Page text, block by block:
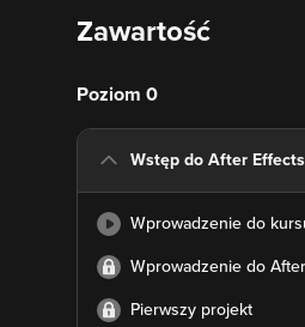
Zawartość
Poziom 0
Wstęp do After Effects
Wprowadzenie do
Wprowadzenie do
Pierwszy projekt